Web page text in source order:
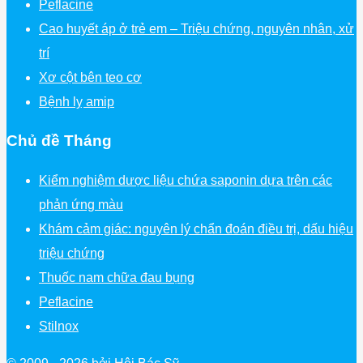
Peflacine
Cao huyết áp ở trẻ em – Triệu chứng, nguyên nhân, xử
trí
Xơ cột bên teo cơ
Bệnh lỵ amip
Chủ đề Tháng
Kiểm nghiệm dược liệu chứa saponin dựa trên các
phản ứng màu
Khám cảm giác: nguyên lý chẩn đoán điều trị, dấu hiệu
triệu chứng
Thuốc nam chữa đau bụng
Peflacine
Stilnox